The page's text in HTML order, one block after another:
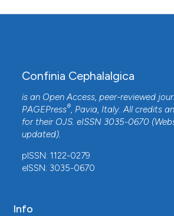
Confinia Cephalalgica
is an Open Access, peer-reviewed
PAGEPress®, Pavia, Italy. All credits
for their OJS. eISSN 3035-0670
updated).
pISSN: 1122-0279
eISSN: 3035-0670
Info